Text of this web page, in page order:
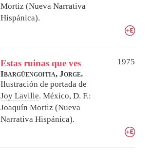
Mortiz (Nueva Narrativa
Hispánica).
Estas ruinas que ves
1975
Ibargüengoitia, Jorge.
Ilustración de portada de
Joy Laville. México, D. F.:
Joaquín Mortiz (Nueva
Narrativa Hispánica).